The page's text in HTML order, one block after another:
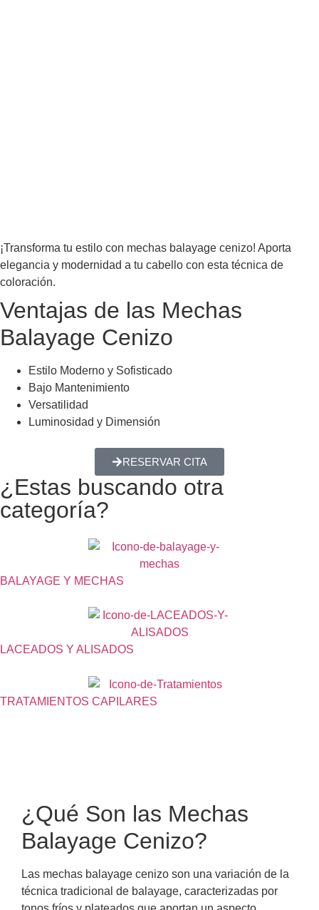
¡Transforma tu estilo con mechas balayage cenizo! Aporta
elegancia y modernidad a tu cabello con esta técnica de
coloración.
Ventajas de las Mechas
Balayage Cenizo
Estilo Moderno y Sofisticado
Bajo Mantenimiento
Versatilidad
Luminosidad y Dimensión
RESERVAR CITA
¿Estas buscando otra
categoría?
BALAYAGE Y MECHAS
LACEADOS Y ALISADOS
TRATAMIENTOS CAPILARES
¿Qué Son las Mechas
Balayage Cenizo?
Las mechas balayage cenizo son una variación de la
técnica tradicional de balayage, caracterizadas por